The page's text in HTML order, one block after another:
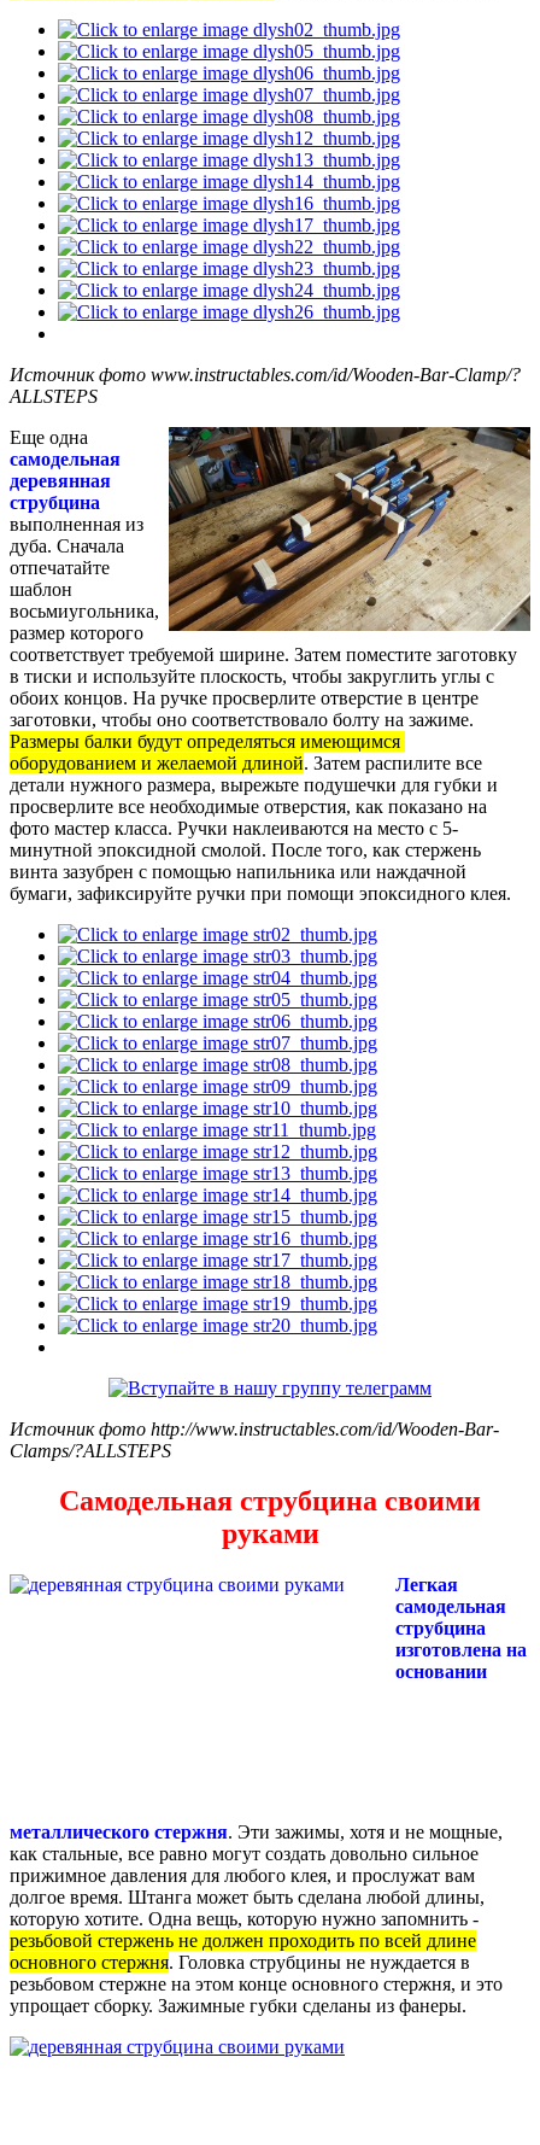
Источник фото www.instructables.com/id/Wooden-Bar-Clamp/?
ALLSTEPS
Еще одна
самодельная
деревянная
струбцина
выполненная из
дуба. Сначала
отпечатайте
шаблон
восьмиугольника,
размер которого
соответствует требуемой ширине. Затем поместите заготовку
в тиски и используйте плоскость, чтобы закруглить углы с
обоих концов. На ручке просверлите отверстие в центре
заготовки, чтобы оно соответствовало болту на зажиме.
Размеры балки будут определяться имеющимся
оборудованием и желаемой длиной. Затем распилите все
детали нужного размера, вырежьте подушечки для губки и
просверлите все необходимые отверстия, как показано на
фото мастер класса. Ручки наклеиваются на место с 5-
минутной эпоксидной смолой. После того, как стержень
винта зазубрен с помощью напильника или наждачной
бумаги, зафиксируйте ручки при помощи эпоксидного клея.
Источник фото http://www.instructables.com/id/Wooden-Bar-
Clamps/?ALLSTEPS
Самодельная струбцина своими
руками
Легкая
самодельная
струбцина
изготовлена на
основании
металлического стержня. Эти зажимы, хотя и не мощные,
как стальные, все равно могут создать довольно сильное
прижимное давления для любого клея, и прослужат вам
долгое время. Штанга может быть сделана любой длины,
которую хотите. Одна вещь, которую нужно запомнить -
резьбовой стержень не должен проходить по всей длине
основного стержня. Головка струбцины не нуждается в
резьбовом стержне на этом конце основного стержня, и это
упрощает сборку. Зажимные губки сделаны из фанеры.